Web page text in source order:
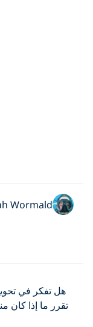
Wormald
هل تفكر في
تقرر ما إذا كان